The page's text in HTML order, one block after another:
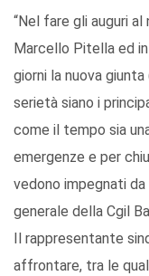
“Nel fare gli auguri
Marcello Pitella ed
giorni la nuova
serietà siano i
come il tempo sia
emergenze e per
vedono impegnati
generale della Cgil
Il rappresentante
affrontare, tra le